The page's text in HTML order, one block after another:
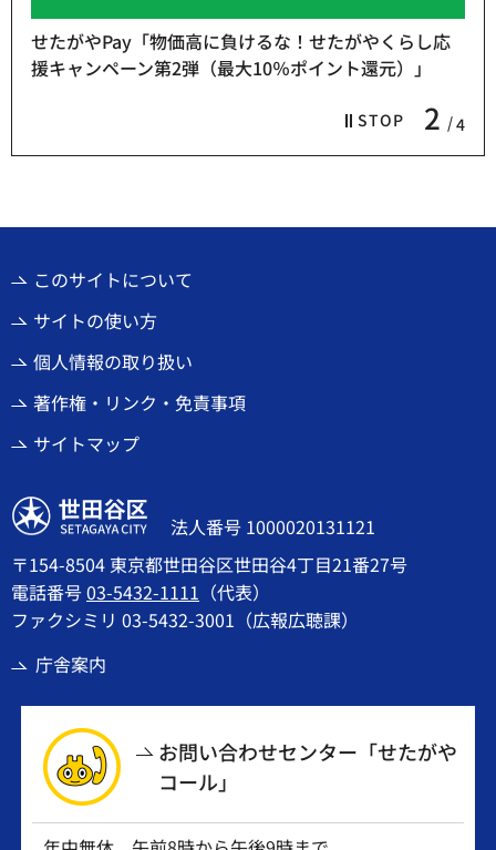
STOP 2 4
せたがやPay「物価高に負けるな！せたがやくらし応
援キャンペーン第2弾（最大10％ポイント還元）」
このサイトについて
サイトの使い方
個人情報の取り扱い
著作権・リンク・免責事項
サイトマップ
世田谷区
法人番号 1000020131121
〒154-8504 東京都世田谷区世田谷4丁目21番27号
電話番号03-5432-1111 （代表）
ファクシミリ 03-5432-3001（広報広聴課）
庁舎案内
お問い合わせセンター「せたがや
コール」